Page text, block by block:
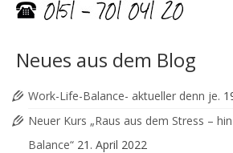
Neues aus dem Blog
Work-Life-Balance- aktueller denn je.
Neuer Kurs „Raus aus dem Stress –
Balance“ 21. April 2022